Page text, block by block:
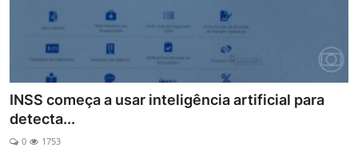
INSS começa a usar inteligência artificial para
detecta...
0 1753